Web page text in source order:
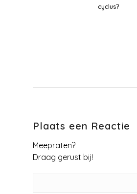
cyclus?
Plaats een Reactie
Meepraten?
Draag gerust bij!